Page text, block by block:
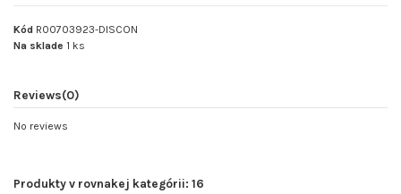
Kód R00703923-DISCON
Na sklade 1 ks
Reviews(0)
No reviews
Produkty v rovnakej kategórii: 16